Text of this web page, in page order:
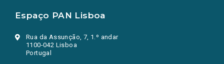
Espaço PAN Lisboa
Rua da Assunção, 7, 1.º andar
1100-042 Lisboa
Portugal